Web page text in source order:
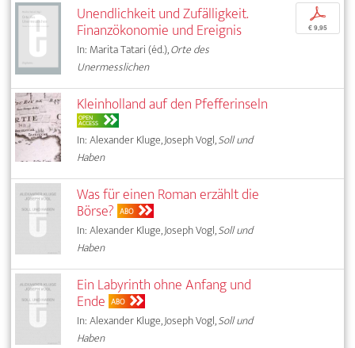
Unendlichkeit und Zufälligkeit.
Finanzökonomie und Ereignis
In: Marita Tatari (éd.),Orte des
Unermesslichen
p
€ 9,95
Kleinholland auf den Pfefferinseln
OPEN
ACCESS
In: Alexander Kluge, Joseph Vogl,Soll und
Haben
Was für einen Roman erzählt die
Börse? ABO
In: Alexander Kluge, Joseph Vogl,Soll und
Haben
Ein Labyrinth ohne Anfang und
Ende ABO
In: Alexander Kluge, Joseph Vogl,Soll und
Haben